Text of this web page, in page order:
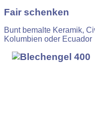
Fair schenken
Bunt bemalte Keramik,
Kolumbien oder Ecuador